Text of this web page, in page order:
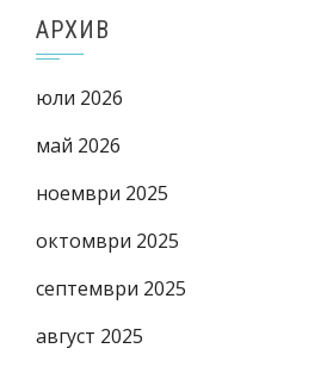
АРХИВ
юли 2026
май 2026
ноември 2025
октомври 2025
септември 2025
август 2025